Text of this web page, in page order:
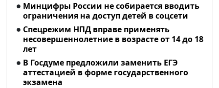
Минцифры России не собирается вводить
ограничения на доступ детей в соцсети
Спецрежим НПД вправе применять
несовершеннолетние в возрасте от 14 до 18
лет
В Госдуме предложили заменить ЕГЭ
аттестацией в форме государственного
экзамена